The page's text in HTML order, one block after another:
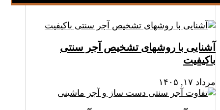
آشنایی با روشهای تشخیص آجر سنتی
باکیفیت
مرداد ۱۷, ۱۴۰۵